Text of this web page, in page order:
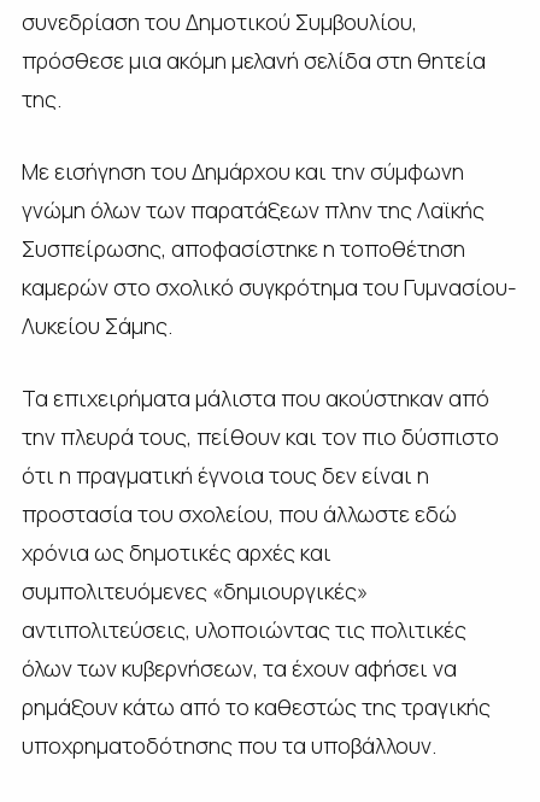
συνεδρίαση του Δημοτικού Συμβουλίου,
πρόσθεσε μια ακόμη μελανή σελίδα στη θητεία
της.
Με εισήγηση του Δημάρχου και την σύμφωνη
γνώμη όλων των παρατάξεων πλην της Λαϊκής
Συσπείρωσης, αποφασίστηκε η τοποθέτηση
καμερών στο σχολικό συγκρότημα του Γυμνασίου-
Λυκείου Σάμης.
Τα επιχειρήματα μάλιστα που ακούστηκαν από
την πλευρά τους, πείθουν και τον πιο δύσπιστο
ότι η πραγματική έγνοια τους δεν είναι η
προστασία του σχολείου, που άλλωστε εδώ
χρόνια ως δημοτικές αρχές και
συμπολιτευόμενες «δημιουργικές»
αντιπολιτεύσεις, υλοποιώντας τις πολιτικές
όλων των κυβερνήσεων, τα έχουν αφήσει να
ρημάξουν κάτω από το καθεστώς της τραγικής
υποχρηματοδότησης που τα υποβάλλουν.